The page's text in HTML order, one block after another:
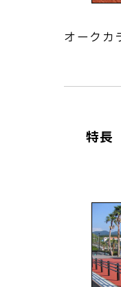
オークカ
特長